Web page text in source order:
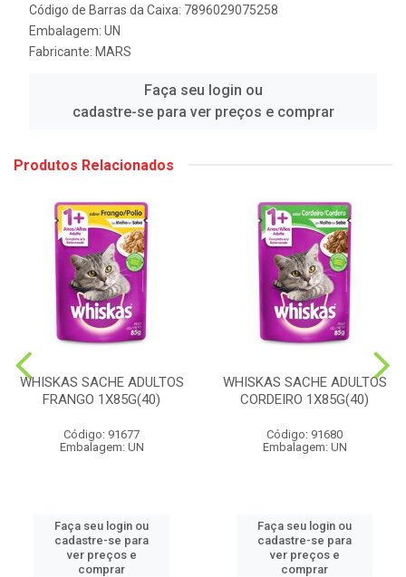
Código de Barras da Caixa: 7896029075258
Embalagem: UN
Fabricante: MARS
Faça seu login ou
cadastre-se para ver preços e comprar
Produtos Relacionados
WHISKAS SACHE ADULTOS
FRANGO 1X85G(40)
Código: 91677
Embalagem: UN
Faça seu login ou
cadastre-se para
ver preços e
comprar
WHISKAS SACHE ADULTOS
CORDEIRO 1X85G(40)
Código: 91680
Embalagem: UN
Faça seu login ou
cadastre-se para
ver preços e
comprar